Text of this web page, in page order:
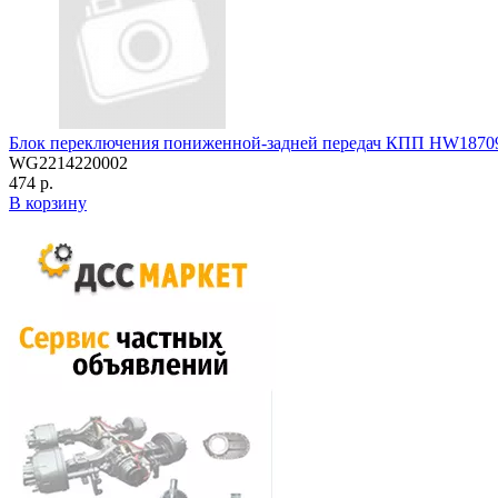
Блок переключения пониженной-задней передач КПП
WG2214220002
474 р.
В корзину